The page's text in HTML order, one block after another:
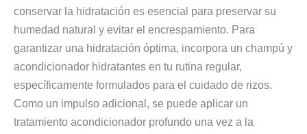
conservar la hidratación es esencial para preservar su
humedad natural y evitar el encrespamiento. Para
garantizar una hidratación óptima, incorpora un champú y
acondicionador hidratantes en tu rutina regular,
específicamente formulados para el cuidado de rizos.
Como un impulso adicional, se puede aplicar un
tratamiento acondicionador profundo una vez a la